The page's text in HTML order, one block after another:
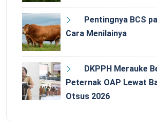
Pentingnya BCS
Cara Menilainya
DKPPH Merauke
Peternak OAP Lewat
Otsus 2026